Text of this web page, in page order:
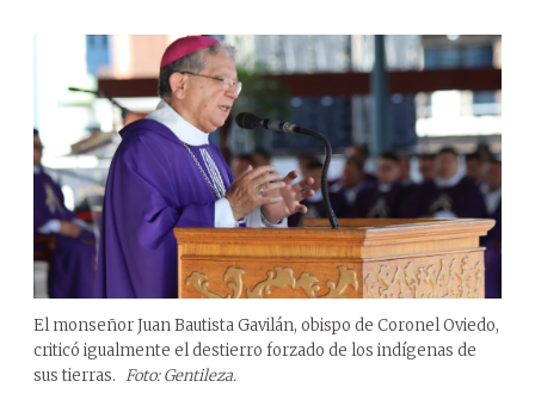
El monseñor Juan Bautista Gavilán, obispo de Coronel Oviedo,
criticó igualmente el destierro forzado de los indígenas de
sus tierras. Foto: Gentileza.